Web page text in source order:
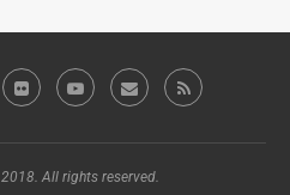
All rights reserved.